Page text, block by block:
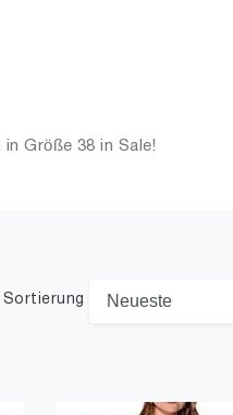
Größe 38 in Sale!
Sortierung